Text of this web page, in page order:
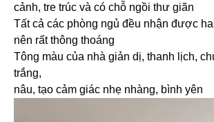
cảnh, tre trúc và có chỗ ngồi thư giãn
Tất cả các phòng ngủ đều nhận được
nên rất thông thoáng
Tông màu của nhà giản dị, thanh lịch,
trắng,
nâu, tạo cảm giác nhẹ nhàng, bình yên